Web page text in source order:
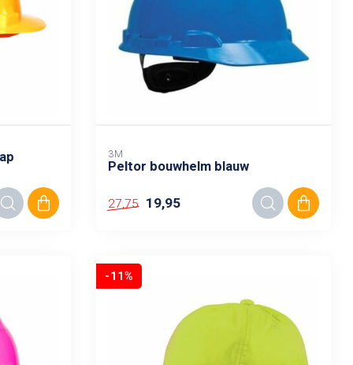
3M
Peltor bouwhelm blauw
27,75 19,95
-11%